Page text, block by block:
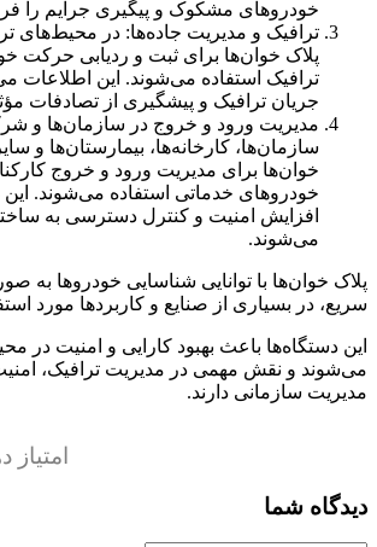
خودروهای مشکوک و پیگیری جرایم را
ترافیک و مدیریت جاده‌ها: در محیط‌های
پلاک خوان‌ها برای ثبت و ردیابی حرکت
ترافیک استفاده می‌شوند. این اطلاعات
جریان ترافیک و پیشگیری از تصادفات
مدیریت ورود و خروج در سازمان‌ها و
سازمان‌ها، کارخانه‌ها، بیمارستان‌ها و
خوان‌ها برای مدیریت ورود و خروج
خودروهای خدماتی استفاده می‌شوند. این
افزایش امنیت و کنترل دسترسی به
می‌شوند.
پلاک خوان‌ها با توانایی شناسایی خودروها به
سریع، در بسیاری از صنایع و کاربردها مورد
این دستگاه‌ها باعث بهبود کارایی و امنیت در
می‌شوند و نقش مهمی در مدیریت ترافیک،
مدیریت سازمانی دارند.
امتیاز
دیدگاه شما